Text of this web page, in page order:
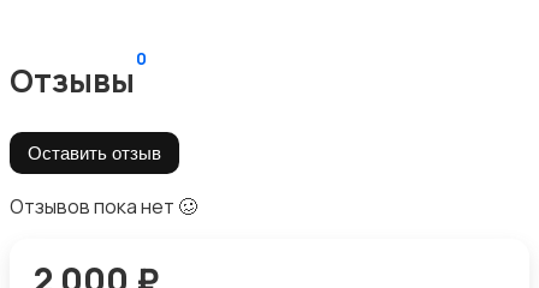
Отзывы
0
Оставить отзыв
Отзывов пока нет 🥴